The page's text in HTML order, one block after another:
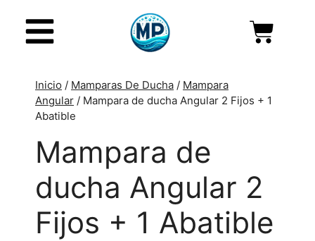
Inicio / Mamparas De Ducha / Mampara
Angular / Mampara de ducha Angular 2 Fijos + 1
Abatible
Mampara de
ducha Angular 2
Fijos + 1 Abatible